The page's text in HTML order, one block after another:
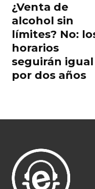
¿Venta de
alcohol sin
límites? No:
horarios
seguirán igual
por dos años